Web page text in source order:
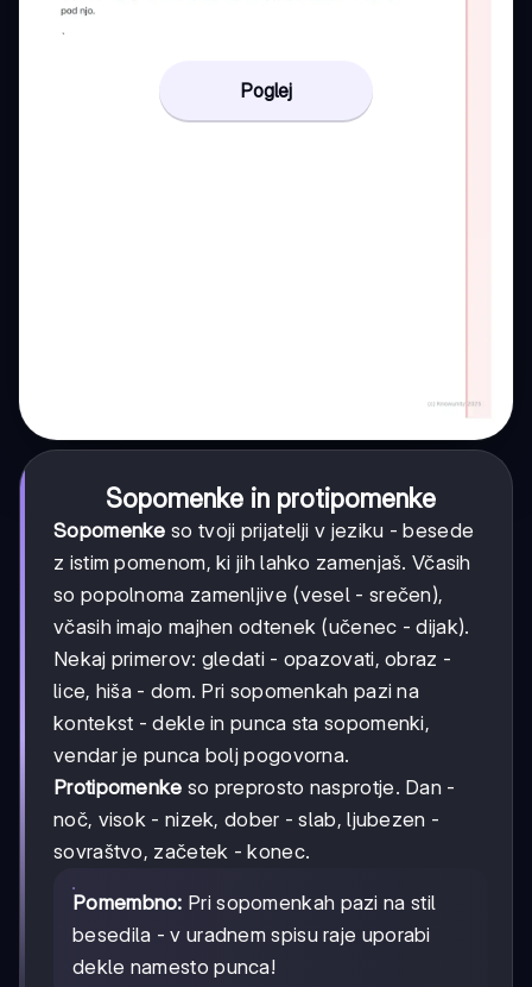
Poglej
Sopomenke in protipomenke
Sopomenke so tvoji prijatelji v jeziku - besede
z istim pomenom, ki jih lahko zamenjaš. Včasih
so popolnoma zamenljive (vesel - srečen),
včasih imajo majhen odtenek (učenec - dijak).
Nekaj primerov: gledati - opazovati, obraz -
lice, hiša - dom. Pri sopomenkah pazi na
kontekst - dekle in punca sta sopomenki,
vendar je punca bolj pogovorna.
Protipomenke so preprosto nasprotje. Dan -
noč, visok - nizek, dober - slab, ljubezen -
sovraštvo, začetek - konec.
Pomembno: Pri sopomenkah pazi na stil
besedila - v uradnem spisu raje uporabi
dekle namesto punca!